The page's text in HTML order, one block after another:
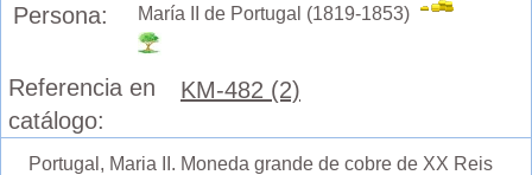
Persona: María II de Portugal (1819-1853)
Referencia en
catálogo:
KM-482 (2)
Portugal, Maria II. Moneda grande de cobre de XX Reis